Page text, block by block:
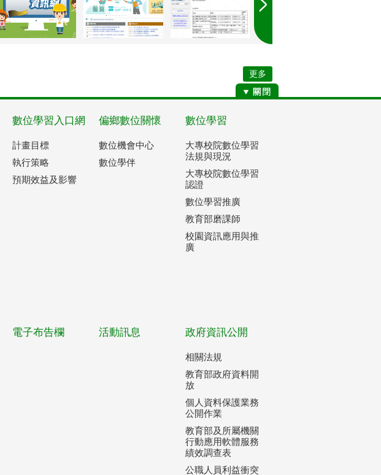
更多
數位學習入口網
計畫目標
執行策略
預期效益及影響
偏鄉數位關懷
數位機會中心
數位學伴
數位學習
大專校院數位學習
法規與現況
大專校院數位學習
認證
數位學習推廣
教育部磨課師
校園資訊應用與推
廣
電子布告欄 活動訊息 政府資訊公開
相關法規
教育部政府資料開
放
個人資料保護業務
公開作業
教育部及所屬機關
行動應用軟體服務
績效調查表
公職人員利益衝突